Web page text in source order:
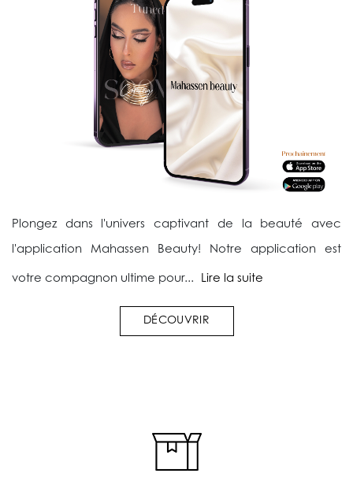
Plongez dans l'univers captivant de la beauté avec
l'application Mahassen Beauty! Notre application est
votre compagnon ultime pour... Lire la suite
DÉCOUVRIR